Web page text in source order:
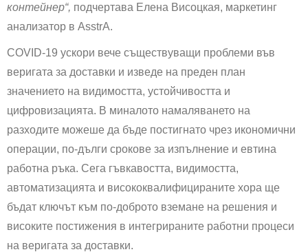
контейнер“, подчертава Елена Висоцкая, маркетинг
анализатор в AsstrA.
COVID-19 ускори вече съществуващи проблеми във
веригата за доставки и изведе на преден план
значението на видимостта, устойчивостта и
цифровизацията. В миналото намаляването на
разходите можеше да бъде постигнато чрез икономични
операции, по-дълги срокове за изпълнение и евтина
работна ръка. Сега гъвкавостта, видимостта,
автоматизацията и висококвалифицираните хора ще
бъдат ключът към по-доброто вземане на решения и
високите постижения в интегрираните работни процеси
на веригата за доставки.